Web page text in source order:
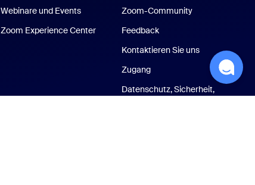
Webinare und Events
Zoom Experience Center
Zoom-Community
Feedback
Kontaktieren Sie uns
Zugang
Datenschutz, Sicherheit,
Rechtsgrundsätze und